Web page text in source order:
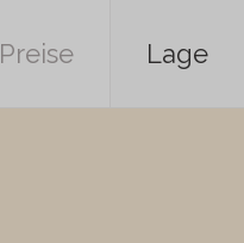
Preise Lage